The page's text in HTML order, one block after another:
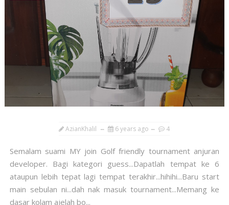
AzianKhalil 6 years ago 4
Semalam suami MY join Golf friendly tournament anjuran
developer. Bagi kategori guess...Dapatlah tempat ke 6
ataupun lebih tepat lagi tempat terakhir...hihihi...Baru start
main sebulan ni...dah nak masuk tournament...Memang ke
dasar kolam ajelah bo...